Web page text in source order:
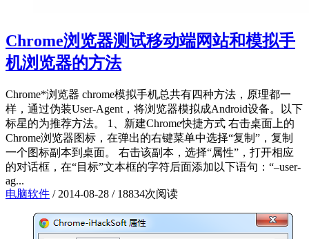
Chrome浏览器测试移动端网站和模拟手
机浏览器的方法
Chrome*浏览器 chrome模拟手机总共有四种方法，原理都一
样，通过伪装User-Agent，将浏览器模拟成Android设备。以下
标星的为推荐方法。 1、新建Chrome快捷方式 右击桌面上的
Chrome浏览器图标，在弹出的右键菜单中选择“复制”，复制
一个图标副本到桌面。 右击该副本，选择“属性”，打开相应
的对话框，在“目标”文本框的字符后面添加以下语句：“–user-
ag...
电脑软件 / 2014-08-28 / 18834次阅读